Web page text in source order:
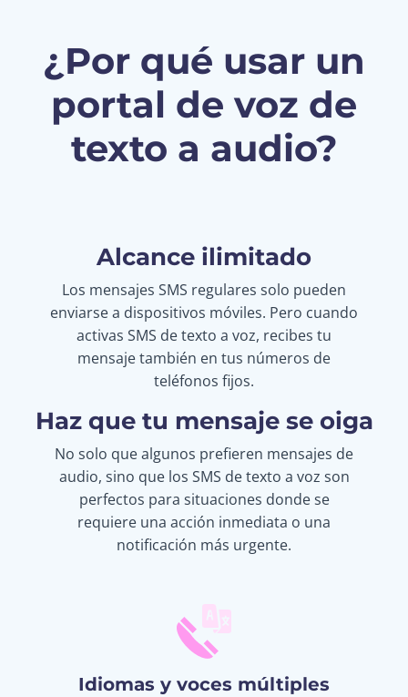
¿Por qué usar un
portal de voz de
texto a audio?
Alcance ilimitado
Los mensajes SMS regulares solo pueden
enviarse a dispositivos móviles. Pero cuando
activas SMS de texto a voz, recibes tu
mensaje también en tus números de
teléfonos fijos.
Haz que tu mensaje se oiga
No solo que algunos prefieren mensajes de
audio, sino que los SMS de texto a voz son
perfectos para situaciones donde se
requiere una acción inmediata o una
notificación más urgente.
Idiomas y voces múltiples